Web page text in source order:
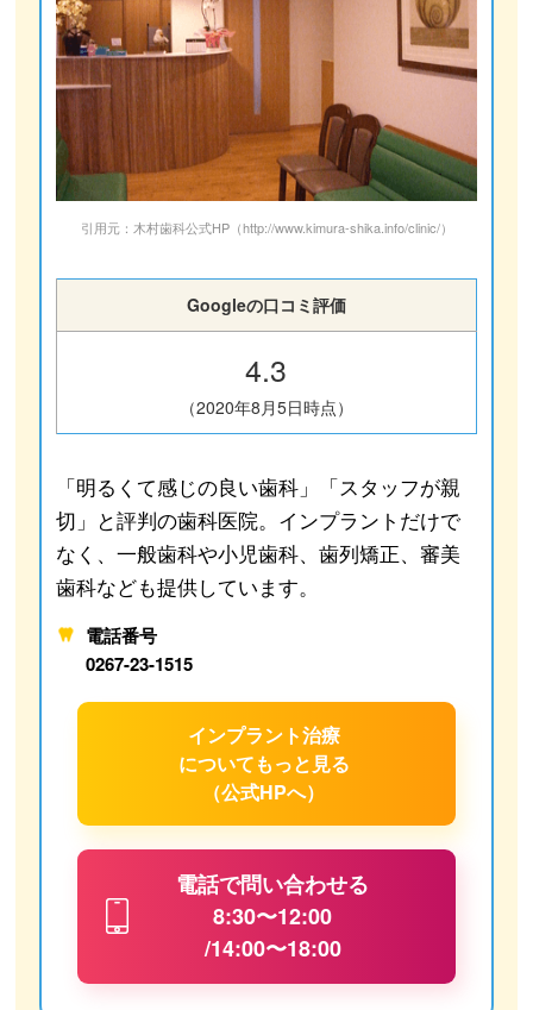
引用元：木村歯科公式HP（http://www.kimura-shika.info/clinic/）
Googleの口コミ評価
4.3
（2020年8月5日時点）
「明るくて感じの良い歯科」「スタッフが親
切」と評判の歯科医院。インプラントだけで
なく、一般歯科や小児歯科、歯列矯正、審美
歯科なども提供しています。
電話番号
0267-23-1515
インプラント治療
についてもっと見る
（公式HPへ）
電話で問い合わせる
8:30〜12:00
/14:00〜18:00